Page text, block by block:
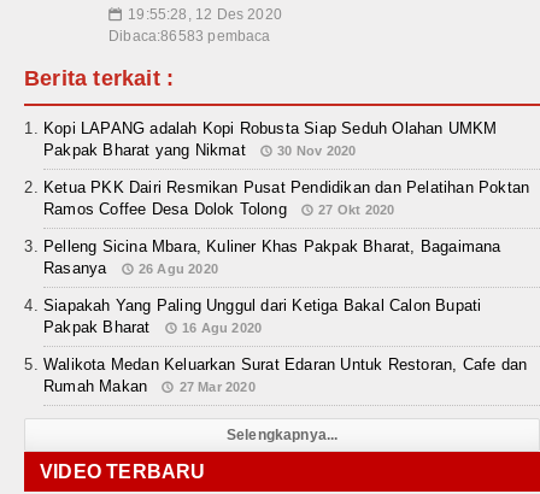
📅 19:55:28, 12 Des 2020
Dibaca:86583 pembaca
Berita terkait :
Kopi LAPANG adalah Kopi Robusta Siap Seduh Olahan UMKM
Pakpak Bharat yang Nikmat
30 Nov 2020
Ketua PKK Dairi Resmikan Pusat Pendidikan dan Pelatihan Poktan
Ramos Coffee Desa Dolok Tolong
27 Okt 2020
Pelleng Sicina Mbara, Kuliner Khas Pakpak Bharat, Bagaimana
Rasanya
26 Agu 2020
Siapakah Yang Paling Unggul dari Ketiga Bakal Calon Bupati
Pakpak Bharat
16 Agu 2020
Walikota Medan Keluarkan Surat Edaran Untuk Restoran, Cafe dan
Rumah Makan
27 Mar 2020
Selengkapnya...
VIDEO TERBARU